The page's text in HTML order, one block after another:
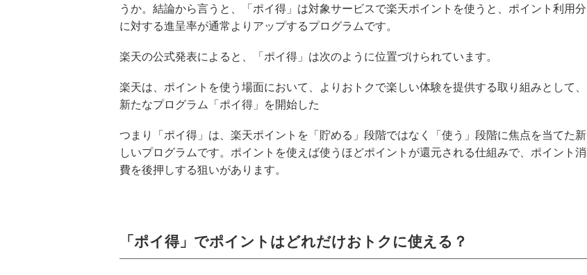
うか。結論から言うと、「ポイ得」は対象サービスで楽天ポイントを使うと、ポイント利用分
に対する進呈率が通常よりアップするプログラムです。
楽天の公式発表によると、「ポイ得」は次のように位置づけられています。
楽天は、ポイントを使う場面において、よりおトクで楽しい体験を提供する取り組みとして、
新たなプログラム「ポイ得」を開始した
つまり「ポイ得」は、楽天ポイントを「貯める」段階ではなく「使う」段階に焦点を当てた新
しいプログラムです。ポイントを使えば使うほどポイントが還元される仕組みで、ポイント消
費を後押しする狙いがあります。
「ポイ得」でポイントはどれだけおトクに使える？